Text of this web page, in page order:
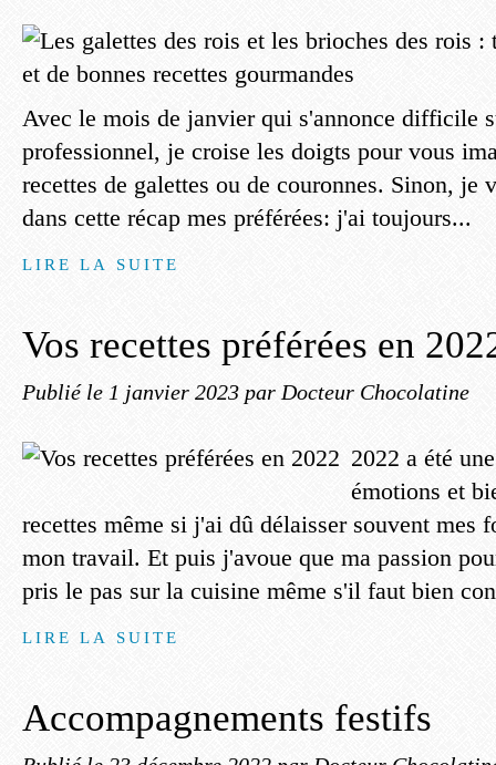
Avec le mois de janvier qui s'annonce difficile
professionnel, je croise les doigts pour vous
recettes de galettes ou de couronnes. Sinon, je
dans cette récap mes préférées: j'ai toujours...
LIRE LA SUITE
Vos recettes préférées en
Publié le 1 janvier 2023 par Docteur Chocolatine
2022 a été
émotions et
recettes même si j'ai dû délaisser souvent mes
mon travail. Et puis j'avoue que ma passion
pris le pas sur la cuisine même s'il faut bien
LIRE LA SUITE
Accompagnements festifs